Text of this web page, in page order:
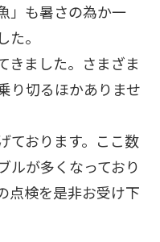
」も暑さの為か一
。
きました。さまざま
り切るほかありませ
ております。ここ数
ルが多くなっており
点検を是非お受け下